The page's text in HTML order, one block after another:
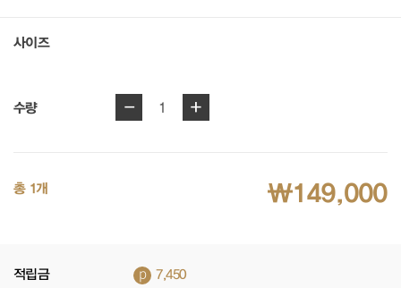
사이즈
수량 - 1 +
총 1개 ₩149,000
적립금 p 7,450